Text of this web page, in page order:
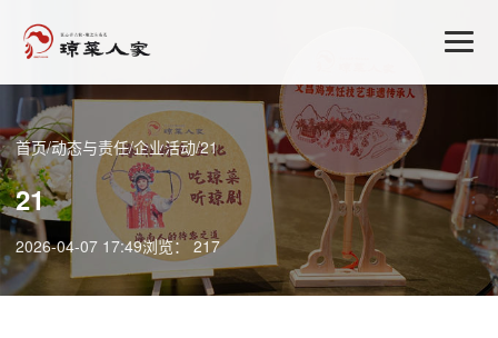
首页/动态与责任/企业活动/21
21
2026-04-07 17:49浏览： 217